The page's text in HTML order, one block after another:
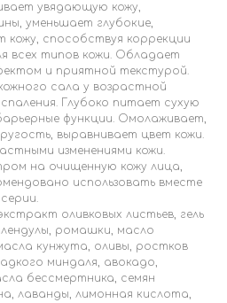
увядающую кожу,
уменьшает глубокие,
кожу, способствуя коррекции
всех типов кожи. Обладает
и приятной текстурой.
сала у возрастной
Глубоко питает сухую
функции. Омолаживает,
выравнивает цвет кожи.
изменениями кожи.
на очищенную кожу лица,
использовать вместе
оливковых листьев, гель
ромашки, масло
кунжута, оливы, ростков
миндаля, авокадо,
бессмертника, семян
лаванды, лимонная кислота,